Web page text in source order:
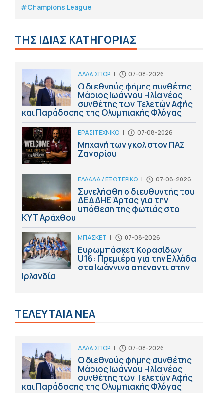
#Champions League
ΤΗΣ ΙΔΙΑΣ ΚΑΤΗΓΟΡΙΑΣ
ΑΛΛΑ ΣΠΟΡ | 07-08-2026
Ο διεθνούς φήμης συνθέτης
Μάριος Ιωάννου Ηλία νέος
συνθέτης των Τελετών Αφής
και Παράδοσης της Ολυμπιακής Φλόγας
ΕΡΑΣΙΤΕΧΝΙΚΟ | 07-08-2026
Μηχανή των γκολ στον ΠΑΣ
Ζαγορίου
ΕΛΛΑΔΑ / ΕΞΩΤΕΡΙΚΟ | 07-08-2026
Συνελήφθη ο διευθυντής του
ΔΕΔΔΗΕ Άρτας για την
υπόθεση της φωτιάς στο
ΚΥΤ Αράχθου
ΜΠΑΣΚΕΤ | 07-08-2026
Ευρωμπάσκετ Κορασίδων
U16: Πρεμιέρα για την Ελλάδα
στα Ιωάννινα απέναντι στην
Ιρλανδία
ΤΕΛΕΥΤΑΙΑ ΝΕΑ
ΑΛΛΑ ΣΠΟΡ | 07-08-2026
Ο διεθνούς φήμης συνθέτης
Μάριος Ιωάννου Ηλία νέος
συνθέτης των Τελετών Αφής
και Παράδοσης της Ολυμπιακής Φλόγας